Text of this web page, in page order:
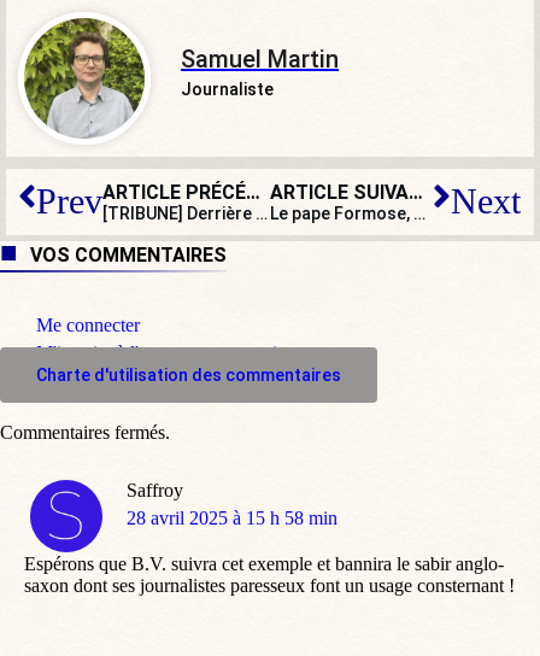
Samuel Martin
Journaliste
Prev ARTICLE PRÉCÉDENT
[TRIBUNE] Derrière la stratégie douanière de Trump
ARTICLE SUIVANT
Le pape Formose, un condamné post mortem Next
VOS COMMENTAIRES
Me connecter
M'inscrire à l'espace commentaire
Charte d'utilisation des commentaires
Saffroy
dit
28 avril 2025 à 15 h 58 min
Espérons que B.V. suivra cet exemple et bannira le sabir anglo-
saxon dont ses journalistes paresseux font un usage consternant !
Commentaires fermés.